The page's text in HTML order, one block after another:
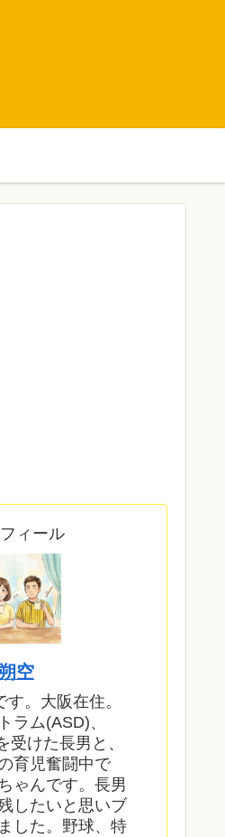
ィール
朔空
。大阪在住。
ラム(ASD)、
受けた長男と、
育児奮闘中で
ゃんです。長男
したいと思いブ
した。野球、特